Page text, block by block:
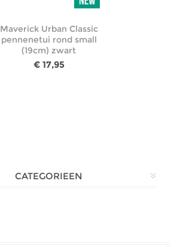
Maverick Urban Classic
pennenetui rond small
(19cm) zwart
€ 17,95
CATEGORIEEN